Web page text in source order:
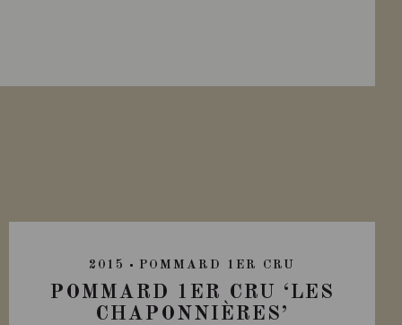
2015 POMMARD 1ER CRU
POMMARD 1ER CRU ‘LES
CHAPONNIÈRES’